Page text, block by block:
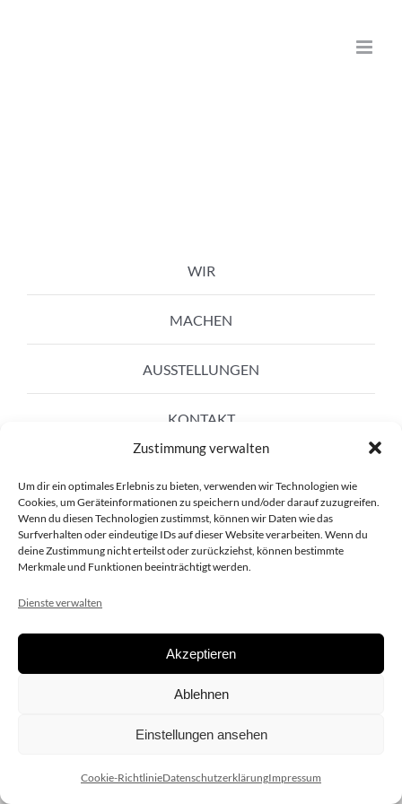
Zustimmung verwalten
Um dir ein optimales Erlebnis zu bieten, verwenden wir Technologien wie
Cookies, um Geräteinformationen zu speichern und/oder darauf zuzugreifen.
Wenn du diesen Technologien zustimmst, können wir Daten wie das
Surfverhalten oder eindeutige IDs auf dieser Website verarbeiten. Wenn du
deine Zustimmung nicht erteilst oder zurückziehst, können bestimmte
Merkmale und Funktionen beeinträchtigt werden.
Dienste verwalten
Akzeptieren
Ablehnen
Einstellungen ansehen
Cookie-RichtlinieDatenschutzerklärungImpressum
WIR
MACHEN
AUSSTELLUNGEN
KONTAKT
Copyright 2020 dieSCHAUsteller.at |Datenschützerklärung|
| Design:www.ARGEntur.at